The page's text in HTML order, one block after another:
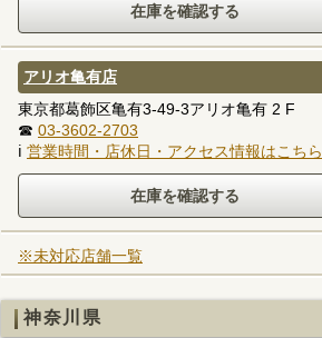
アリオ亀有店
東京都葛飾区亀有3-49-3アリオ亀有 2 F
☎ 03-3602-2703
ℹ 営業時間・店休日・アクセス情報はこちら
※未対応店舗一覧
神奈川県